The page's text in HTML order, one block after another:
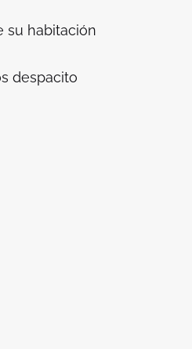
su habitación
despacito